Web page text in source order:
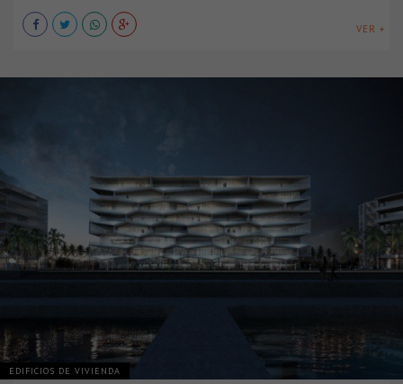
VER +
EDIFICIOS DE VIVIENDA